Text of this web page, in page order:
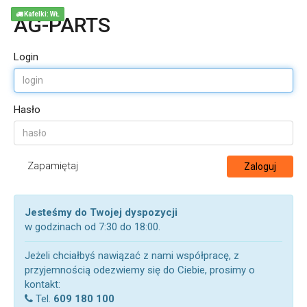
AG-PARTS
Login
Hasło
Zapamiętaj Zaloguj
Jesteśmy do Twojej dyspozycji
w godzinach od 7:30 do 18:00.
Jeżeli chciałbyś nawiązać z nami współpracę, z
przyjemnością odezwiemy się do Ciebie, prosimy o
kontakt:
Tel. 609 180 100
Kafelki: WŁ